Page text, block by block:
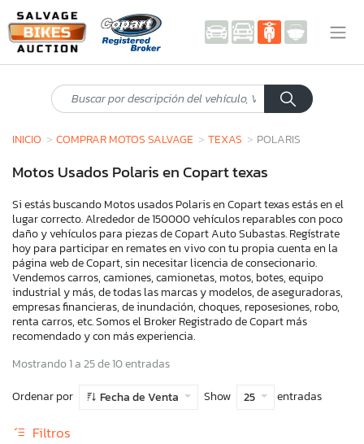
INICIO COMPRAR MOTOS SALVAGE TEXAS POLARIS
Motos Usados Polaris en Copart texas
Si estás buscando Motos usados Polaris en Copart texas estás en el
lugar correcto. Alrededor de 150000 vehículos reparables con poco
daño y vehículos para piezas de Copart Auto Subastas. Regístrate
hoy para participar en remates en vivo con tu propia cuenta en la
página web de Copart, sin necesitar licencia de consecionario.
Vendemos carros, camiones, camionetas, motos, botes, equipo
industrial y más, de todas las marcas y modelos, de aseguradoras,
empresas financieras, de inundación, choques, reposesiones, robo,
renta carros, etc. Somos el Broker Registrado de Copart más
recomendado y con más experiencia.
Mostrando 1 a 25 de 10 entradas
Ordenar por
Fecha de Venta Show 25 entradas
Filtros